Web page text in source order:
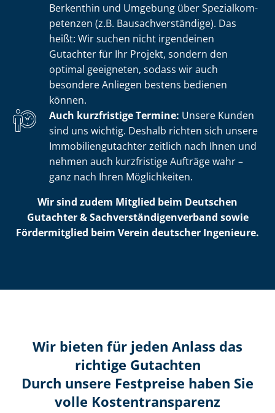
Berkenthin und Umgebung über Spe­zi­al­kom­
pe­ten­zen (z.B. Bau­sach­ver­stän­di­ge). Das
heißt: Wir suchen nicht irgendeinen
Gutachter für Ihr Projekt, sondern den
optimal geeigneten, sodass wir auch
besondere Anliegen bestens bedienen
können.
Auch kurzfristige Termine: Unsere Kunden
sind uns wichtig. Deshalb richten sich unsere
Im­mo­bi­li­en­gut­ach­ter zeitlich nach Ihnen und
nehmen auch kurzfristige Aufträge wahr –
ganz nach Ihren Möglichkeiten.
Wir sind zudem Mitglied beim Deutschen
Gutachter & Sach­ver­stän­di­gen­ver­band sowie
Fördermitglied beim Verein deutscher Ingenieure.
Wir bieten für jeden Anlass das
richtige Gutachten
Durch unsere Festpreise haben Sie
volle Kosten­transparenz